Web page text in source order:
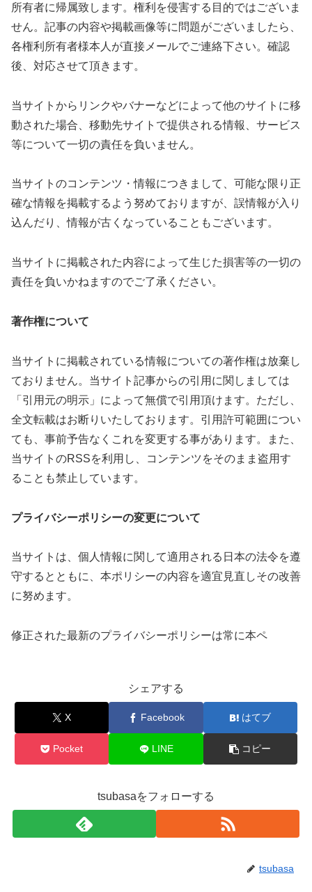
所有者に帰属致します。権利を侵害する目的ではございま
せん。記事の内容や掲載画像等に問題がございましたら、
各権利所有者様本人が直接メールでご連絡下さい。確認
後、対応させて頂きます。
当サイトからリンクやバナーなどによって他のサイトに移
動された場合、移動先サイトで提供される情報、サービス
等について一切の責任を負いません。
当サイトのコンテンツ・情報につきまして、可能な限り正
確な情報を掲載するよう努めておりますが、誤情報が入り
込んだり、情報が古くなっていることもございます。
当サイトに掲載された内容によって生じた損害等の一切の
責任を負いかねますのでご了承ください。
著作権について
当サイトに掲載されている情報についての著作権は放棄し
ておりません。当サイト記事からの引用に関しましては
「引用元の明示」によって無償で引用頂けます。ただし、
全文転載はお断りいたしております。引用許可範囲につい
ても、事前予告なくこれを変更する事があります。また、
当サイトのRSSを利用し、コンテンツをそのまま盗用す
ることも禁止しています。
プライバシーポリシーの変更について
当サイトは、個人情報に関して適用される日本の法令を遵
守するとともに、本ポリシーの内容を適宜見直しその改善
に努めます。
修正された最新のプライバシーポリシーは常に本ペ
シェアする
X Facebook はてブ
Pocket LINE コピー
tsubasaをフォローする
tsubasa